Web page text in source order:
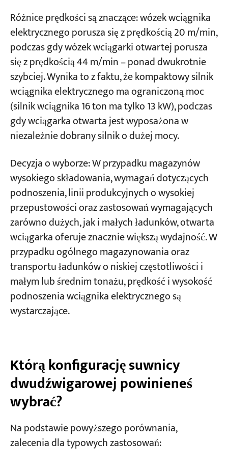
Różnice prędkości są znaczące: wózek wciągnika
elektrycznego porusza się z prędkością 20 m/min,
podczas gdy wózek wciągarki otwartej porusza
się z prędkością 44 m/min – ponad dwukrotnie
szybciej. Wynika to z faktu, że kompaktowy silnik
wciągnika elektrycznego ma ograniczoną moc
(silnik wciągnika 16 ton ma tylko 13 kW), podczas
gdy wciągarka otwarta jest wyposażona w
niezależnie dobrany silnik o dużej mocy.
Decyzja o wyborze: W przypadku magazynów
wysokiego składowania, wymagań dotyczących
podnoszenia, linii produkcyjnych o wysokiej
przepustowości oraz zastosowań wymagających
zarówno dużych, jak i małych ładunków, otwarta
wciągarka oferuje znacznie większą wydajność. W
przypadku ogólnego magazynowania oraz
transportu ładunków o niskiej częstotliwości i
małym lub średnim tonażu, prędkość i wysokość
podnoszenia wciągnika elektrycznego są
wystarczające.
Którą konfigurację suwnicy
dwudźwigarowej powinieneś
wybrać?
Na podstawie powyższego porównania,
zalecenia dla typowych zastosowań: